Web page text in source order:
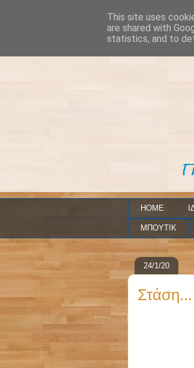
HOME
ΜΠΟΥΤΙΚ
24/1/20
This site uses
are shared with
statistics, and to